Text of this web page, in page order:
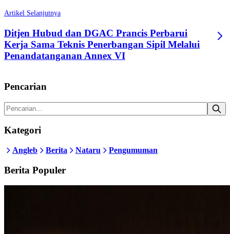
Artikel Selanjutnya
Ditjen Hubud dan DGAC Prancis Perbarui
Kerja Sama Teknis Penerbangan Sipil Melalui
Penandatanganan Annex VI
Pencarian
Kategori
Angleb Berita Nataru Pengumuman
Berita Populer